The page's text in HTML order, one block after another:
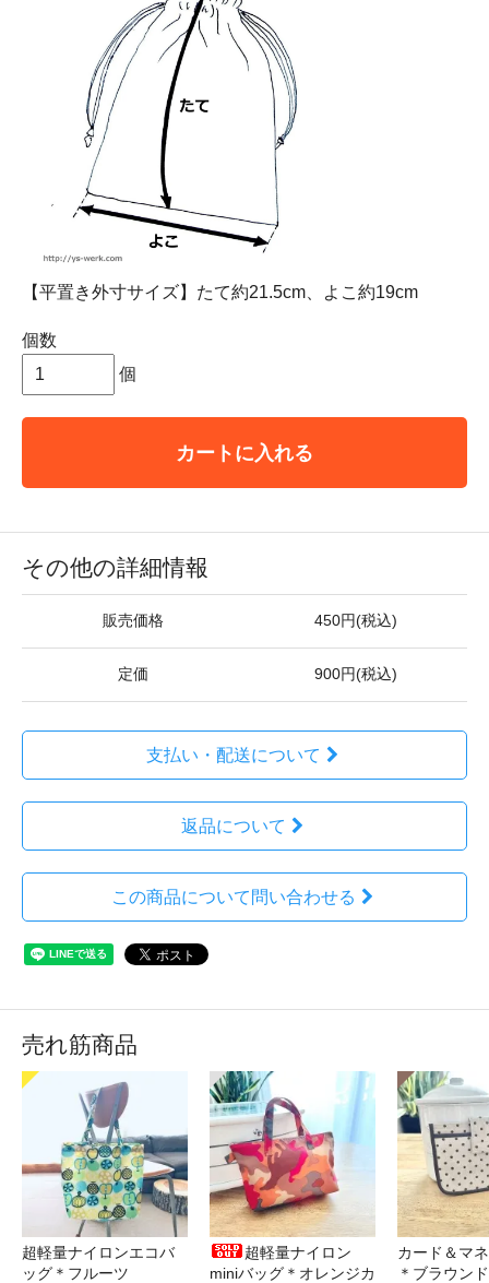
【平置き外寸サイズ】たて約21.5cm、よこ約19cm
個数
個
カートに入れる
その他の詳細情報
販売価格 450円(税込)
定価 900円(税込)
支払い・配送について
返品について
この商品について問い合わせる
売れ筋商品
超軽量ナイロンエコバ
ッグ＊フルーツ
超軽量ナイロン
miniバッグ＊オレンジカ
カード＆マ
＊ブラウン